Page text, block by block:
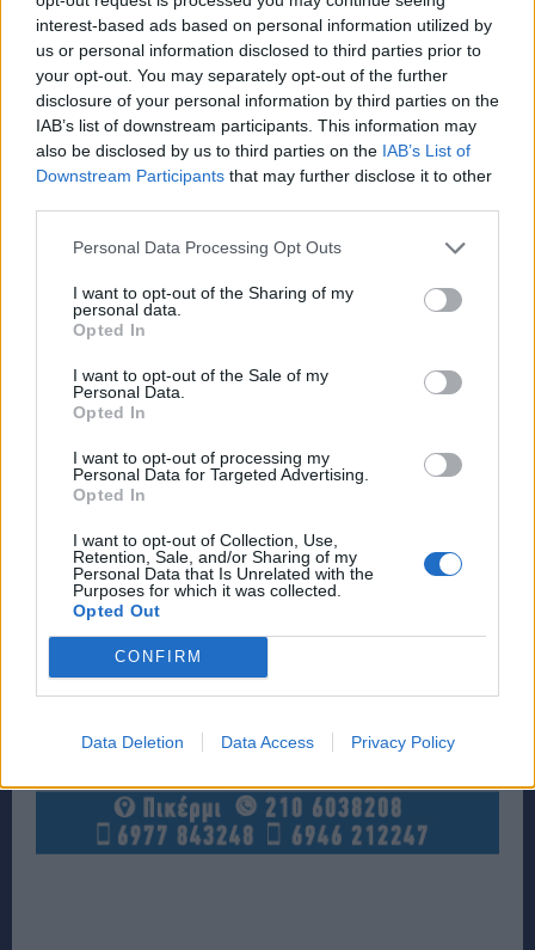
interest-based ads based on personal information utilized by
us or personal information disclosed to third parties prior to
your opt-out. You may separately opt-out of the further
disclosure of your personal information by third parties on the
IAB’s list of downstream participants. This information may
also be disclosed by us to third parties on the IAB’s List of
Downstream Participants that may further disclose it to other
Personal Data Processing Opt Outs
I want to opt-out of the Sharing of my
personal data.
Opted In
I want to opt-out of the Sale of my
Personal Data.
Opted In
I want to opt-out of processing my
Personal Data for Targeted Advertising.
Opted In
I want to opt-out of Collection, Use,
Retention, Sale, and/or Sharing of my
Personal Data that Is Unrelated with the
Purposes for which it was collected.
Opted Out
CONFIRM
Data Deletion Data Access Privacy Policy